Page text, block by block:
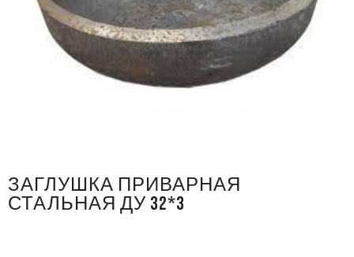
ЗАГЛУШКА ПРИВАРНАЯ
СТАЛЬНАЯ ДУ 32*3